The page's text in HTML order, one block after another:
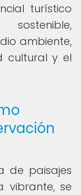
turístico
ambiente,
cultural y el
de paisajes
vibrante, se